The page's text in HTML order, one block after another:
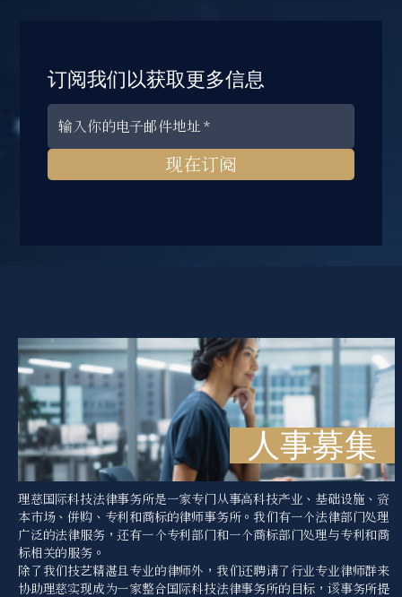
订阅我们以获取更多信息
现在订阅
人事募集
理慈国际科技法律事务所是一家专门从事高科技产业、基础设施、资
本市场、併购、专利和商标的律师事务所。我们有一个法律部门处理
广泛的法律服务，还有一个专利部门和一个商标部门处理与专利和商
标相关的服务。
除了我们技艺精湛且专业的律师外，我们还聘请了行业专业律师群来
协助理慈实现成为一家整合国际科技法律事务所的目标，该事务所提